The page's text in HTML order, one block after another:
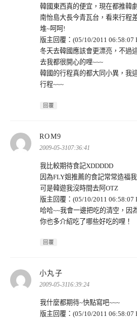
韓國東西真的便宜，現在都推韓
南怡島大長今青瓦台，看來行程
堆~呵呵!
版主回覆：(05/10/2011 06:58:07
冬天去韓國應該會更漂亮，不過
去我都很開心的哩~~~
韓國的行程真的都大同小異，我
行程~~~
回覆
ROM9
示:
2009-05-3107:36:41
我比較期待食記XDDDDD
因為FLY姐推薦的食記常常造福
可是韓遊我沒時間去阿OTZ
版主回覆：(05/10/2011 06:58:07
哈哈~~我會一邊把吃的清空，因
你也多介紹吃了哪些好吃的哩！
回覆
小丸子
示:
2009-05-3116:39:24
我什麼都期待~快點寫吧~~~
版主回覆：(05/10/2011 06:58:07